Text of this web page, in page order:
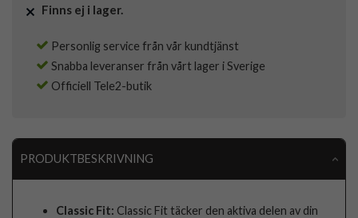
Finns ej i lager.
Personlig service från vår kundtjänst
Snabba leveranser från vårt lager i Sverige
Officiell Tele2-butik
PRODUKTBESKRIVNING
Classic Fit: Classic Fit täcker den aktiva delen av din